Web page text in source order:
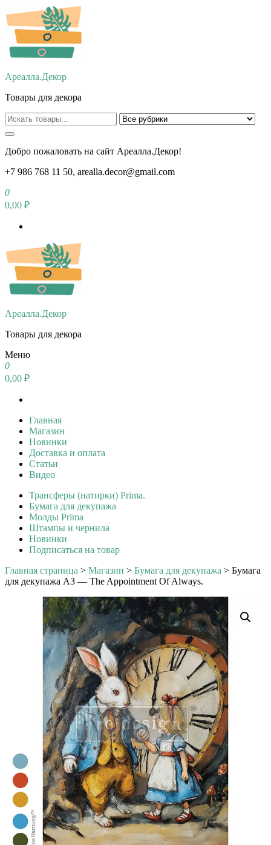
Перейти
к
содержимому
Ареалла.Декор
Товары для декора
Добро пожаловать на сайт Ареалла.Декор!
+7 986 768 11 50, arealla.decor@gmail.com
0
0,00 ₽
Ареалла.Декор
Товары для декора
Меню
0
0,00 ₽
Главная
Магазин
Новинки
Доставка и оплата
Статьи
Видео
Трансферы (натирки) Prima.
Бумага для декупажа
Молды Prima
Штампы и чернила
Новинки
Подписаться на товар
Главная страница > Магазин > Бумага для декупажа > Бумага
для декупажа А3 — The Appointment Of Always.